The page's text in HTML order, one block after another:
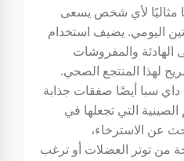
مثاليًا لأي شخص يسعى
اليومي. يضيف استخدام
الهادئة والمفروشات
لهذا المنتجع الصحي.
داي سبا أيضًا صفقات جذابة
التي تجعلها في
عن الاسترخاء،
من توتر العضلات أو ترغب